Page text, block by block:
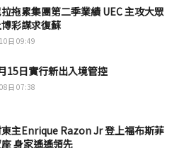
拖累集團第二季業績 UEC 主攻大眾
彩謀求復蘇
日 09:49
15日實行新出入境管控
日 07:38
主Enrique Razon Jr 登上福布斯菲
身家遙遙領先